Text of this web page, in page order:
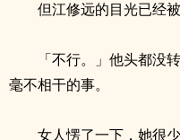
但江修远的目光已经
「不行。」他头都没
毫不相干的事。
女人愣了一下，她很